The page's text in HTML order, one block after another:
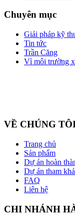
Chuyên mục
Giải pháp kỹ
Tin tức
Trần Căng
Vì môi trường
VỀ CHÚNG
Trang chủ
Sản phẩm
Dự án hoàn
Dự án tham
FAQ
Liên hệ
CHI NHÁNH